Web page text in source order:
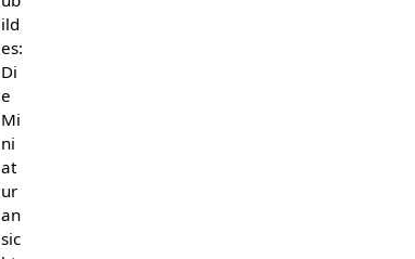
ild
es:
Di
e
Mi
ni
at
ur
an
sic